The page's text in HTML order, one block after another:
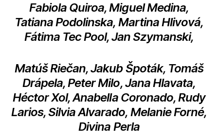
Fabiola Quiroa, Miguel Medina,
Tatiana Podolinska, Martina Hlivová,
Fátima Tec Pool, Jan Szymanski,
Matúš Riečan, Jakub Špoták, Tomáš
Drápela, Peter Milo, Jana Hlavata,
Héctor Xol, Anabella Coronado, Rudy
Larios, Silvia Alvarado, Melanie Forné,
Divina Perla